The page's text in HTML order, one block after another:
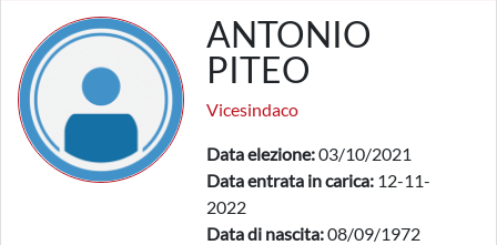
ANTONIO
PITEO
Vicesindaco
Data elezione:03/10/2021
Data entrata in carica: 12-11-
2022
Data di nascita:08/09/1972